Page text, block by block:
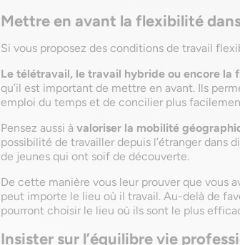
Mettre en avant la flexibilité
Si vous proposez des conditions de travail
Le télétravail, le travail hybride ou encore la
qu’il est important de mettre en avant. Ils
emploi du temps et de concilier plus
Pensez aussi à valoriser la mobilité
possibilité de travailler depuis l’étranger dans
de jeunes qui ont soif de découverte.
De cette manière vous leur prouver que vous
peut importe le lieu où il travail. Au-delà de
pourront choisir le lieu où ils sont le plus
Insister sur l’équilibre vie